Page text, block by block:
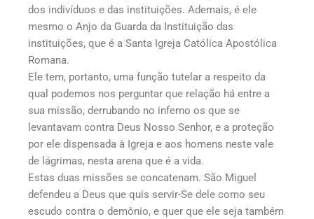
dos indivíduos e das instituições. Ademais, é ele
mesmo o Anjo da Guarda da Instituição das
instituições, que é a Santa Igreja Católica Apostólica
Romana.
Ele tem, portanto, uma função tutelar a respeito da
qual podemos nos perguntar que relação há entre a
sua missão, derrubando no inferno os que se
levantavam contra Deus Nosso Senhor, e a proteção
por ele dispensada à Igreja e aos homens neste vale
de lágrimas, nesta arena que é a vida.
Estas duas missões se concatenam. São Miguel
defendeu a Deus que quis servir-Se dele como seu
escudo contra o demônio, e quer que ele seja também